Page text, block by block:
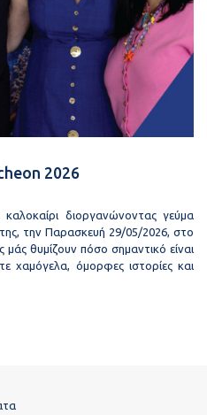
2026
διοργανώνοντας γεύμα
την Παρασκευή 29/05/2026, στο
μάς θυμίζουν πόσο σημαντικό είναι
χαμόγελα, όμορφες ιστορίες και